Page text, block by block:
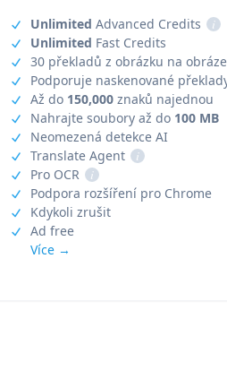
Unlimited Advanced Credits
i
Unlimited Fast Credits
30 překladů z obrázku na
Podporuje naskenované
Až do 150,000znaků najednou
Nahrajte soubory až do 100 MB
Neomezená detekce AI
Translate Agent
i
Pro OCR
i
Podpora rozšíření pro Chrome
Kdykoli zrušit
Ad free
Více →